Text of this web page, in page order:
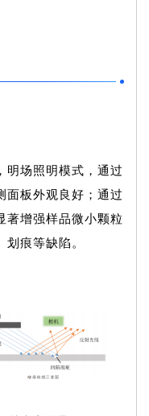
明场照明模式，通过
面板外观良好；通过
著增强样品微小颗粒
痕等缺陷。